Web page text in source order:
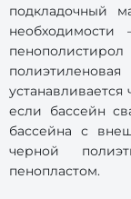
подкладочный
необходимости
если бассейн
бассейна с
черной
пенопластом.